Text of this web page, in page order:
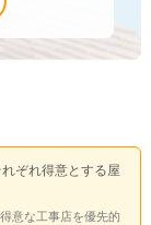
ぞれ得意とする屋
意な工事店を優先的